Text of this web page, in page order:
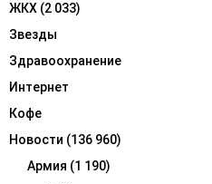
ЖКХ (2 033)
Звезды
Здравоохранение
Интернет
Кофе
Новости (136 960)
Армия (1 190)